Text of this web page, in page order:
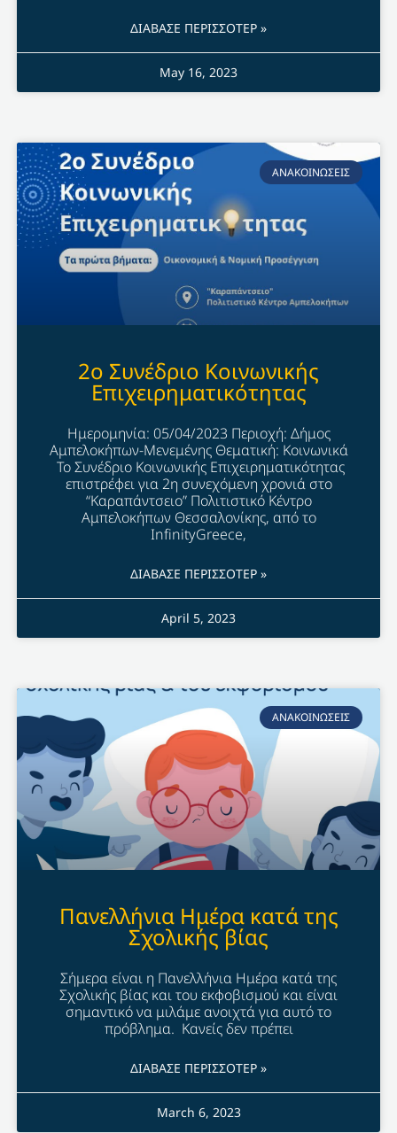
ΔΙΑΒΑΣΕ ΠΕΡΙΣΣΟΤΕΡ »
May 16, 2023
ΑΝΑΚΟΙΝΩΣΕΙΣ
2o Συνέδριο Κοινωνικής
Επιχειρηματικότητας
Ημερομηνία: 05/04/2023 Περιοχή: Δήμος
Αμπελοκήπων-Μενεμένης Θεματική: Κοινωνικά
Το Συνέδριο Κοινωνικής Επιχειρηματικότητας
επιστρέφει για 2η συνεχόμενη χρονιά στο
“Καραπάντσειο” Πολιτιστικό Κέντρο
Αμπελοκήπων Θεσσαλονίκης, από το
InfinityGreece,
ΔΙΑΒΑΣΕ ΠΕΡΙΣΣΟΤΕΡ »
April 5, 2023
ΑΝΑΚΟΙΝΩΣΕΙΣ
Πανελλήνια Ημέρα κατά της
Σχολικής βίας
Σήμερα είναι η Πανελλήνια Ημέρα κατά της
Σχολικής βίας και του εκφοβισμού και είναι
σημαντικό να μιλάμε ανοιχτά για αυτό το
πρόβλημα. Κανείς δεν πρέπει
ΔΙΑΒΑΣΕ ΠΕΡΙΣΣΟΤΕΡ »
March 6, 2023